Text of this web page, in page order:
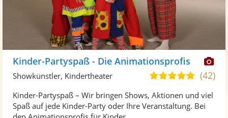
Kinder-Partyspaß - Die Animationsprofis
5,0
5
(42)
Showkünstler, Kindertheater
Kinder-Partyspaß – Wir bringen Shows, Aktionen und viel
Spaß auf jede Kinder-Party oder Ihre Veranstaltung. Bei